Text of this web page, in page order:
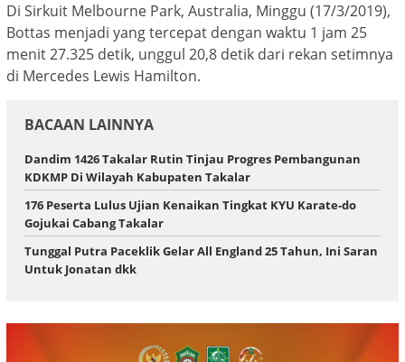
Di Sirkuit Melbourne Park, Australia, Minggu (17/3/2019),
Bottas menjadi yang tercepat dengan waktu 1 jam 25
menit 27.325 detik, unggul 20,8 detik dari rekan setimnya
di Mercedes Lewis Hamilton.
BACAAN LAINNYA
Dandim 1426 Takalar Rutin Tinjau Progres Pembangunan
KDKMP Di Wilayah Kabupaten Takalar
176 Peserta Lulus Ujian Kenaikan Tingkat KYU Karate-do
Gojukai Cabang Takalar
Tunggal Putra Paceklik Gelar All England 25 Tahun, Ini Saran
Untuk Jonatan dkk